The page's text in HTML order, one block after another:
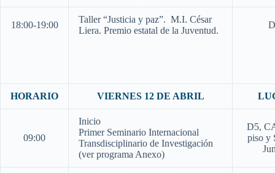
18:00-19:00
Taller “Justicia y paz”. M.I. César
Liera. Premio estatal de la Juventud.
HORARIO VIERNES 12 DE ABRIL
09:00
Inicio
Primer Seminario Internacional
Transdisciplinario de Investigación
(ver programa Anexo)
D5,
piso y